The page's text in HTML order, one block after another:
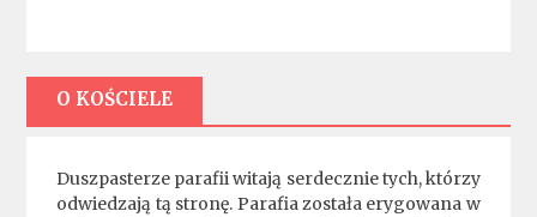
O KOŚCIELE
Duszpasterze parafii witają serdecznie tych, którzy
odwiedzają tą stronę. Parafia została erygowana w